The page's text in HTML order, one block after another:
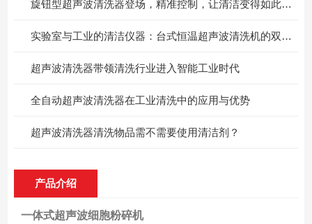
旋钮型超声波清洗器登场，精准控制，让清洁变得如此简单！
实验室与工业的清洁仪器：台式恒温超声波清洗机的双重价值
超声波清洗器带领清洗行业进入智能工业时代
全自动超声波清洗器在工业清洗中的应用与优势
超声波清洗器清洗物品需不需要使用清洁剂？
产品介绍
一体式超声波细胞粉碎机